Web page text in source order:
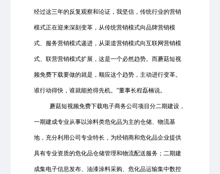
经过这三年的反复观察和论证，我坚信，传统行业的营销
模式正在迎来深刻变革，从传统营销模式向品牌营销模
式、服务营销模式递进，从渠道营销模式向互联网营销模
式、联营营销模式扩展，这是一个必然趋势。而蘑菇短视
频免费下载要做的就是，顺应这个趋势，主动进行变革。
谁行动得快，谁就能抢得先机。”董事长程磊楠说。
蘑菇短视频免费下载电子商务公司项目分二期建设，
一期建成专业从事以涂料类危化品为主的仓储、物流基
地，充分利用公司专业特长，为经销商和危化品企业提供
具有专业资质的危化品仓储管理和物流配送服务；二期建
成集电子信息发布、油漆涂料采购、危化品运输集中数控